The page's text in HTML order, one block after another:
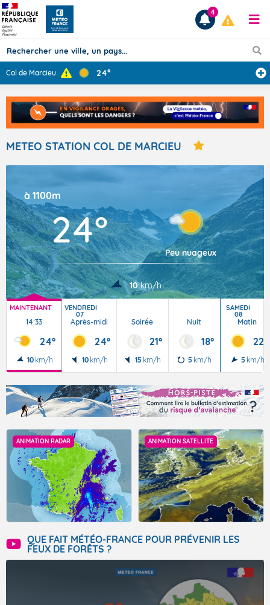
Prévisions
TOUS LES RÉSULTATS
Articles
4
Col de Marcieu 24°
METEO STATION COL DE MARCIEU
à 1100m
24°
Peu nuageux
10 km/h
MAINTENANT
14:33
24°
10 km/h
VENDREDI
07
Après-midi
24°
10 km/h
Soirée
21°
15 km/h
Nuit
18°
5 km/h
SAMEDI
08
Matin
22°
5 km/h
ANIMATION RADAR ANIMATION SATELLITE
QUE FAIT MÉTÉO-FRANCE POUR PRÉVENIR LES
FEUX DE FORÊTS ?